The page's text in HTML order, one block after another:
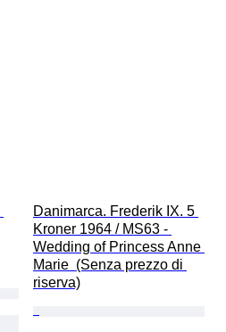
Danimarca. Frederik IX. 5
Kroner 1964 / MS63 -
Wedding of Princess Anne
Marie  (Senza prezzo di
riserva)